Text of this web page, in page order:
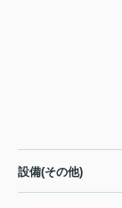
設備(その他)